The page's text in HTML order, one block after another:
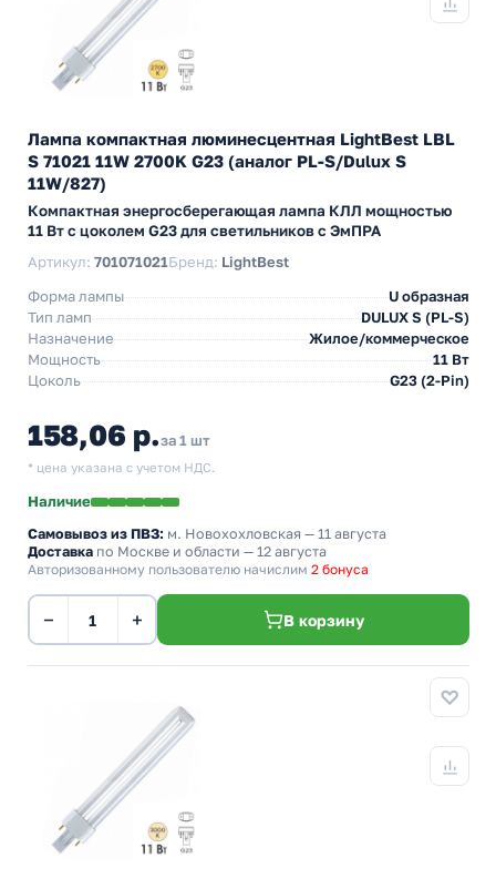
Лампа компактная люминесцентная LightBest LBL
S 71021 11W 2700K G23 (аналог PL-S/Dulux S
11W/827)
Компактная энергосберегающая лампа КЛЛ мощностью
11 Вт с цоколем G23 для светильников с ЭмПРА
Артикул: 701071021Бренд: LightBest
Форма лампы
U образная
Тип ламп
DULUX S (PL-S)
Назначение
Жилое/коммерческое
Мощность
11 Вт
Цоколь
G23 (2-Pin)
158,06 р.за 1 шт
* цена указана с учетом НДС.
Наличие
Самовывоз из ПВЗ: м. Новохохловская — 11 августа
Доставка по Москве и области — 12 августа
Авторизованному пользователю начислим 2 бонуса
− + В корзину